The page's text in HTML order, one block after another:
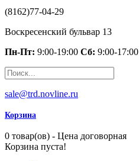
(8162)77-04-29
Воскресенский бульвар 13
Пн-Пт: 9:00-19:00 Сб: 9:00-17:00
sale@trd.novline.ru
Корзина
0 товар(ов) - Цена договорная
Корзина пуста!